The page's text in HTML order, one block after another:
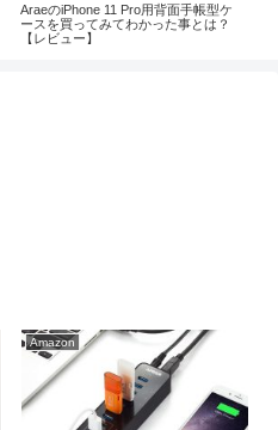
AraeのiPhone 11 Pro用背面手帳型ケ
ースを買ってみてわかった事とは？
【レビュー】
Amazon